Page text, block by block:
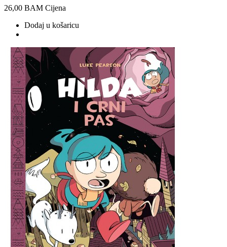
26,00 BAM Cijena
Dodaj u košaricu